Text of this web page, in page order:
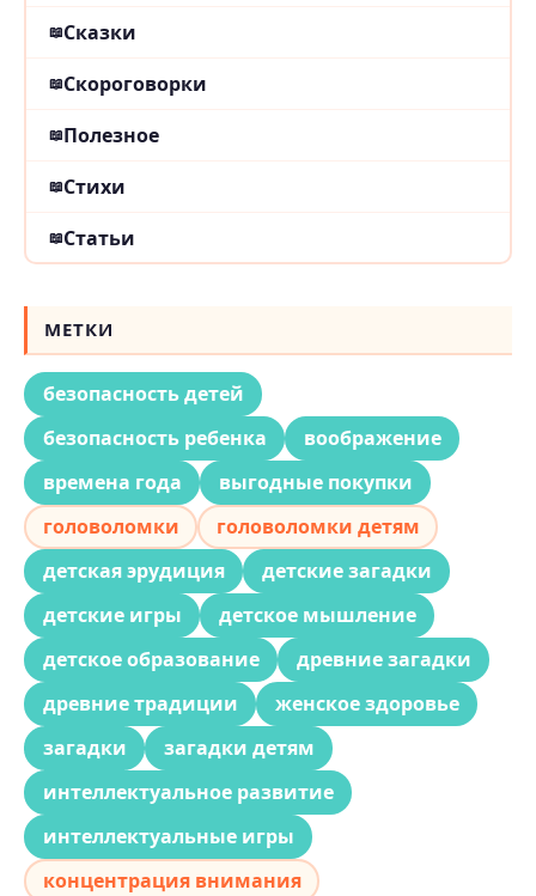
Сказки
Скороговорки
Полезное
Стихи
Статьи
МЕТКИ
безопасность детей
безопасность ребенка
воображение
времена года
выгодные покупки
головоломки
головоломки детям
детская эрудиция
детские загадки
детские игры
детское мышление
детское образование
древние загадки
древние традиции
женское здоровье
загадки
загадки детям
интеллектуальное развитие
интеллектуальные игры
концентрация внимания